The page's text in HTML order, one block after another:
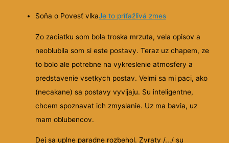
Soňa o Povesť vlkaJe to príťažlivá zmes
Zo zaciatku som bola troska mrzuta, vela opisov a
neoblubila som si este postavy. Teraz uz chapem, ze
to bolo ale potrebne na vykreslenie atmosfery a
predstavenie vsetkych postav. Velmi sa mi paci, ako
(necakane) sa postavy vyvijaju. Su inteligentne,
chcem spoznavat ich zmyslanie. Uz ma bavia, uz
mam oblubencov.
Dej sa uplne paradne rozbehol. Zvraty /.../ su